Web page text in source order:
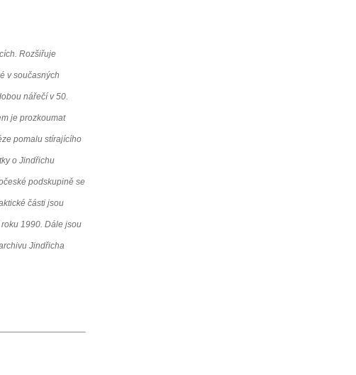
Rozšiřuje
v současných
nářečí v 50.
je prozkoumat
pomalu stírajícího
o Jindřichu
podskupině se
části jsou
1990. Dále jsou
Jindřicha